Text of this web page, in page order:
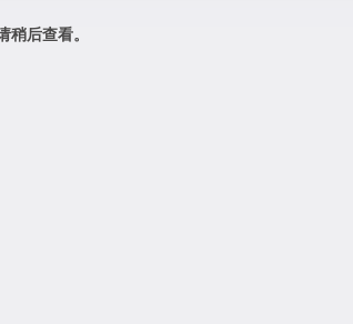
稍后查看。